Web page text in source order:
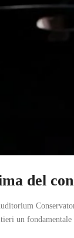
del
un fondamentale